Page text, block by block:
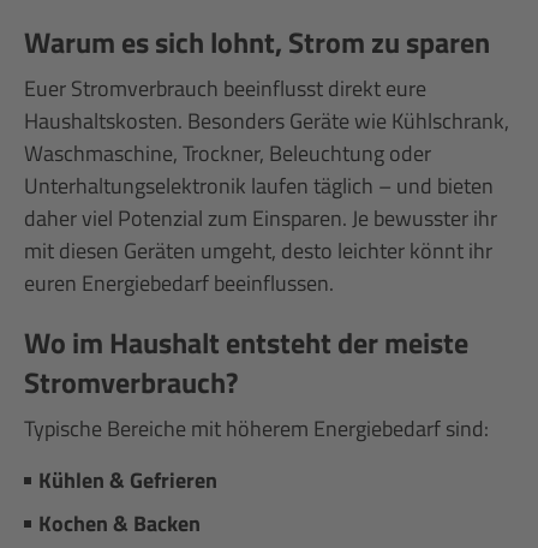
Warum es sich lohnt, Strom zu sparen
Euer Stromverbrauch beeinflusst direkt eure
Haushaltskosten. Besonders Geräte wie Kühlschrank,
Waschmaschine, Trockner, Beleuchtung oder
Unterhaltungselektronik laufen täglich – und bieten
daher viel Potenzial zum Einsparen. Je bewusster ihr
mit diesen Geräten umgeht, desto leichter könnt ihr
euren Energiebedarf beeinflussen.
Wo im Haushalt entsteht der meiste
Stromverbrauch?
Typische Bereiche mit höherem Energiebedarf sind:
Kühlen & Gefrieren
Kochen & Backen